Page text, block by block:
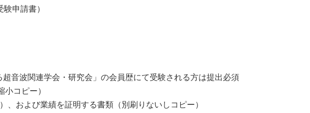
申請書）
音波関連学会・研究会」の会員歴にて受験される方は提出必須
コピー）
、および業績を証明する書類（別刷りないしコピー）